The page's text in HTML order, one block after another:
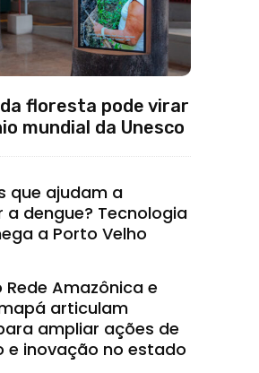
floresta pode virar
mundial da Unesco
que ajudam a
dengue? Tecnologia
a Porto Velho
Rede Amazônica e
articulam
ampliar ações de
e inovação no estado